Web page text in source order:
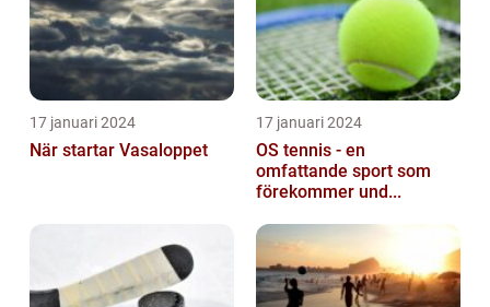
17 januari 2024
När startar Vasaloppet
17 januari 2024
OS tennis - en
omfattande sport som
förekommer und...